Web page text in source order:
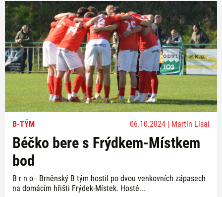
B-TÝM 06.10.2024 | Martin Lísal
Béčko bere s Frýdkem-Místkem
bod
B r n o - Brněnský B tým hostil po dvou venkovních zápasech
na domácím hřišti Frýdek-Místek. Hosté...